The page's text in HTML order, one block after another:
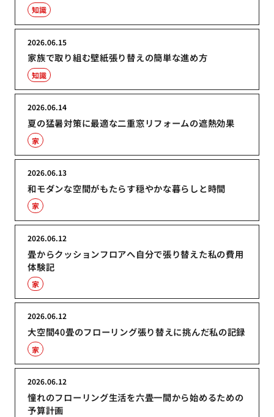
知識
家族で取り組む壁紙張り替えの簡単な進め方
2026.06.15
知識
夏の猛暑対策に最適な二重窓リフォームの遮熱効果
2026.06.14
家
和モダンな空間がもたらす穏やかな暮らしと時間
2026.06.13
家
畳からクッションフロアへ自分で張り替えた私の費用
体験記
2026.06.12
家
大空間40畳のフローリング張り替えに挑んだ私の記録
2026.06.12
家
憧れのフローリング生活を六畳一間から始めるための
予算計画
2026.06.12